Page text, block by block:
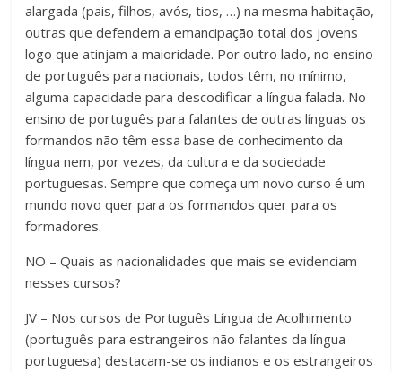
alargada (pais, filhos, avós, tios, …) na mesma habitação,
outras que defendem a emancipação total dos jovens
logo que atinjam a maioridade. Por outro lado, no ensino
de português para nacionais, todos têm, no mínimo,
alguma capacidade para descodificar a língua falada. No
ensino de português para falantes de outras línguas os
formandos não têm essa base de conhecimento da
língua nem, por vezes, da cultura e da sociedade
portuguesas. Sempre que começa um novo curso é um
mundo novo quer para os formandos quer para os
formadores.
NO – Quais as nacionalidades que mais se evidenciam
nesses cursos?
JV – Nos cursos de Português Língua de Acolhimento
(português para estrangeiros não falantes da língua
portuguesa) destacam-se os indianos e os estrangeiros